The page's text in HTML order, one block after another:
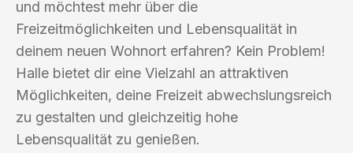
und möchtest mehr über die
Freizeitmöglichkeiten und Lebensqualität in
deinem neuen Wohnort erfahren? Kein Problem!
Halle bietet dir eine Vielzahl an attraktiven
Möglichkeiten, deine Freizeit abwechslungsreich
zu gestalten und gleichzeitig hohe
Lebensqualität zu genießen.